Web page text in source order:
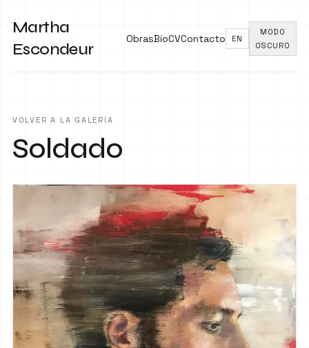
Martha
Escondeur
ObrasBioCVContacto EN
MODO
OSCURO
VOLVER A LA GALERÍA
Soldado